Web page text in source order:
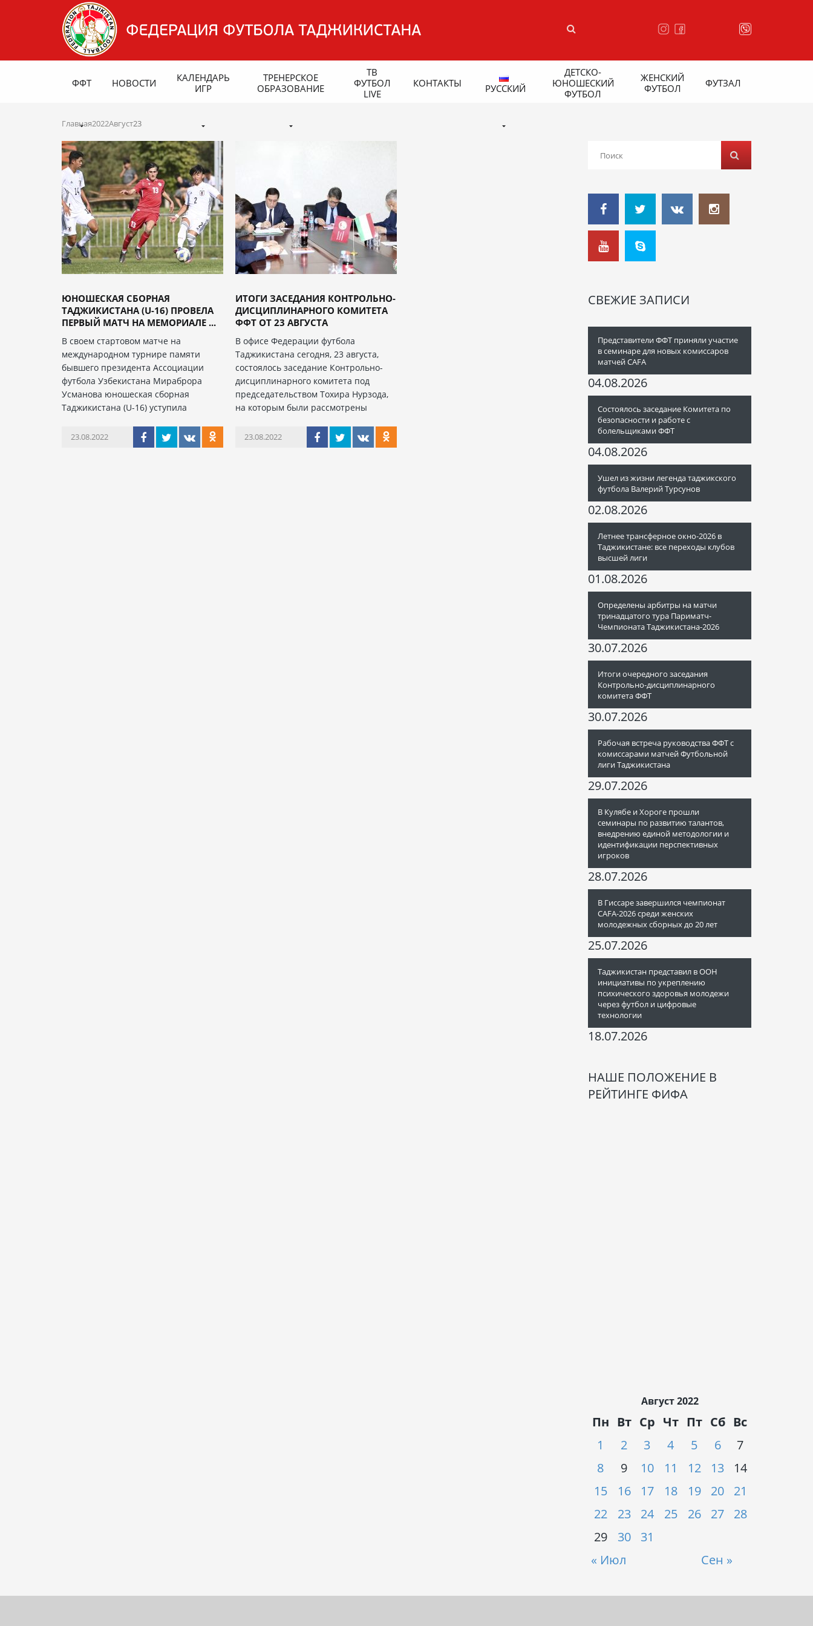
ФФТ НОВОСТИ
КАЛЕНДАРЬ
ИГР
ТРЕНЕРСКОЕ
ОБРАЗОВАНИЕ
ТВ
ФУТБОЛ
LIVE
КОНТАКТЫ РУССКИЙ
ДЕТСКО-
ЮНОШЕСКИЙ
ФУТБОЛ
ЖЕНСКИЙ
ФУТБОЛ
ФУТЗАЛ
Главная2022Август23
ЮНОШЕСКАЯ СБОРНАЯ
ТАДЖИКИСТАНА (U-16) ПРОВЕЛА
ПЕРВЫЙ МАТЧ НА МЕМОРИАЛЕ ...
В своем стартовом матче на
международном турнире памяти
бывшего президента Ассоциации
футбола Узбекистана Мираброра
Усманова юношеская сборная
Таджикистана (U-16) уступила
23.08.2022
ИТОГИ ЗАСЕДАНИЯ КОНТРОЛЬНО-
ДИСЦИПЛИНАРНОГО КОМИТЕТА
ФФТ ОТ 23 АВГУСТА
В офисе Федерации футбола
Таджикистана сегодня, 23 августа,
состоялось заседание Контрольно-
дисциплинарного комитета под
председательством Тохира Нурзода,
на которым были рассмотрены
23.08.2022
СВЕЖИЕ ЗАПИСИ
Представители ФФТ приняли участие
в семинаре для новых комиссаров
матчей CAFA
04.08.2026
Состоялось заседание Комитета по
безопасности и работе с
болельщиками ФФТ
04.08.2026
Ушел из жизни легенда таджикского
футбола Валерий Турсунов
02.08.2026
Летнее трансферное окно-2026 в
Таджикистане: все переходы клубов
высшей лиги
01.08.2026
Определены арбитры на матчи
тринадцатого тура Париматч-
Чемпионата Таджикистана-2026
30.07.2026
Итоги очередного заседания
Контрольно-дисциплинарного
комитета ФФТ
30.07.2026
Рабочая встреча руководства ФФТ с
комиссарами матчей Футбольной
лиги Таджикистана
29.07.2026
В Кулябе и Хороге прошли
семинары по развитию талантов,
внедрению единой методологии и
идентификации перспективных
игроков
28.07.2026
В Гиссаре завершился чемпионат
CAFA-2026 среди женских
молодежных сборных до 20 лет
25.07.2026
Таджикистан представил в ООН
инициативы по укреплению
психического здоровья молодежи
через футбол и цифровые
технологии
18.07.2026
НАШЕ ПОЛОЖЕНИЕ В
РЕЙТИНГЕ ФИФА
Август 2022
Пн Вт Ср Чт Пт Сб Вс
« Июл Сен »
1 2 3 4 5 6
7
8
9 10 11 12 13
14
15
16 17 18 19 20
21
22
23 24 25 26 27
28
29
30 31